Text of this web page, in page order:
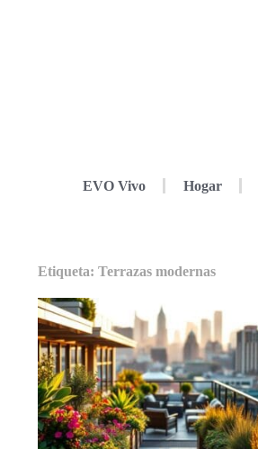
EVO Vivo Hogar
Etiqueta: Terrazas modernas